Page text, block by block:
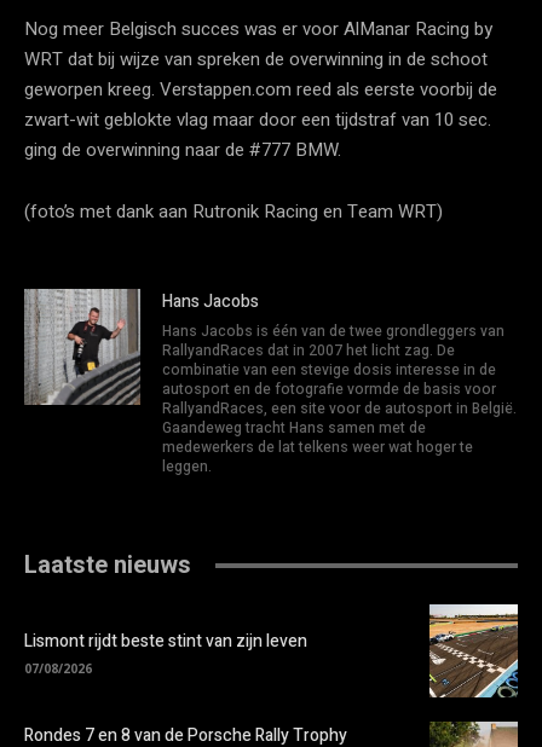
Nog meer Belgisch succes was er voor AlManar Racing by
WRT dat bij wijze van spreken de overwinning in de schoot
geworpen kreeg. Verstappen.com reed als eerste voorbij de
zwart-wit geblokte vlag maar door een tijdstraf van 10 sec.
ging de overwinning naar de #777 BMW.
(foto’s met dank aan Rutronik Racing en Team WRT)
Hans Jacobs
Hans Jacobs is één van de twee grondleggers van
RallyandRaces dat in 2007 het licht zag. De
combinatie van een stevige dosis interesse in de
autosport en de fotografie vormde de basis voor
RallyandRaces, een site voor de autosport in België.
Gaandeweg tracht Hans samen met de
medewerkers de lat telkens weer wat hoger te
leggen.
Laatste nieuws
Lismont rijdt beste stint van zijn leven
07/08/2026
Rondes 7 en 8 van de Porsche Rally Trophy